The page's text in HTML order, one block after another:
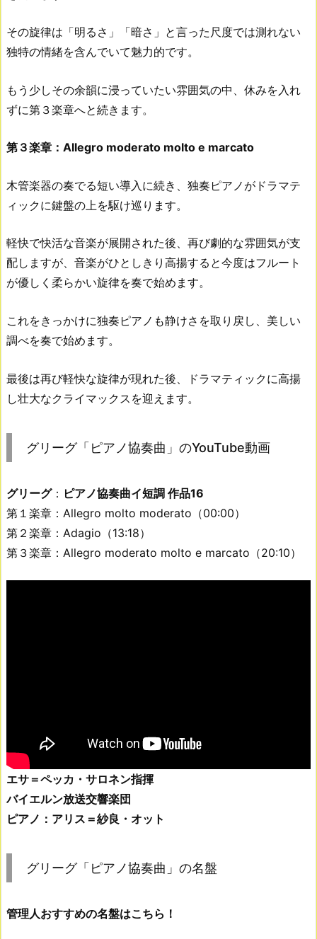
その旋律は「明るさ」「暗さ」と言った尺度では測れない
独特の情緒を含んでいて魅力的です。
もう少しその余韻に浸っていたい雰囲気の中、休みを入れ
ずに第３楽章へと続きます。
第３楽章：Allegro moderato molto e marcato
木管楽器の奏でる短い導入に続き、独奏ピアノがドラマテ
ィックに鍵盤の上を駆け巡ります。
軽快で快活な音楽が展開された後、再び劇的な雰囲気が支
配しますが、音楽がひとしきり高揚すると今度はフルート
が優しく柔らかい旋律を奏で始めます。
これをきっかけに独奏ピアノも静けさを取り戻し、美しい
調べを奏で始めます。
最後は再び軽快な旋律が現れた後、ドラマティックに高揚
し壮大なクライマックスを迎えます。
グリーグ「ピアノ協奏曲」のYouTube動画
グリーグ： ピアノ協奏曲イ短調 作品16
第１楽章：Allegro molto moderato（00:00）
第２楽章：Adagio（13:18）
第３楽章：Allegro moderato molto e marcato（20:10）
エサ＝ペッカ・サロネン指揮
バイエルン放送交響楽団
ピアノ：アリス＝紗良・オット
グリーグ「ピアノ協奏曲」の名盤
管理人おすすめの名盤はこちら！